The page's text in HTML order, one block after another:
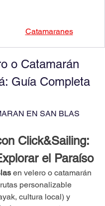
Catamaranes
o Catamarán
Guía Completa
EN SAN BLAS
Click&Sailing:
el Paraíso
en velero o catamarán
personalizable
cultura local) y